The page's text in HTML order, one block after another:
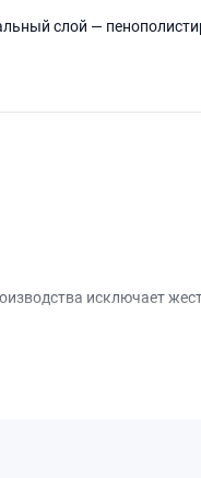
слой —
исключает